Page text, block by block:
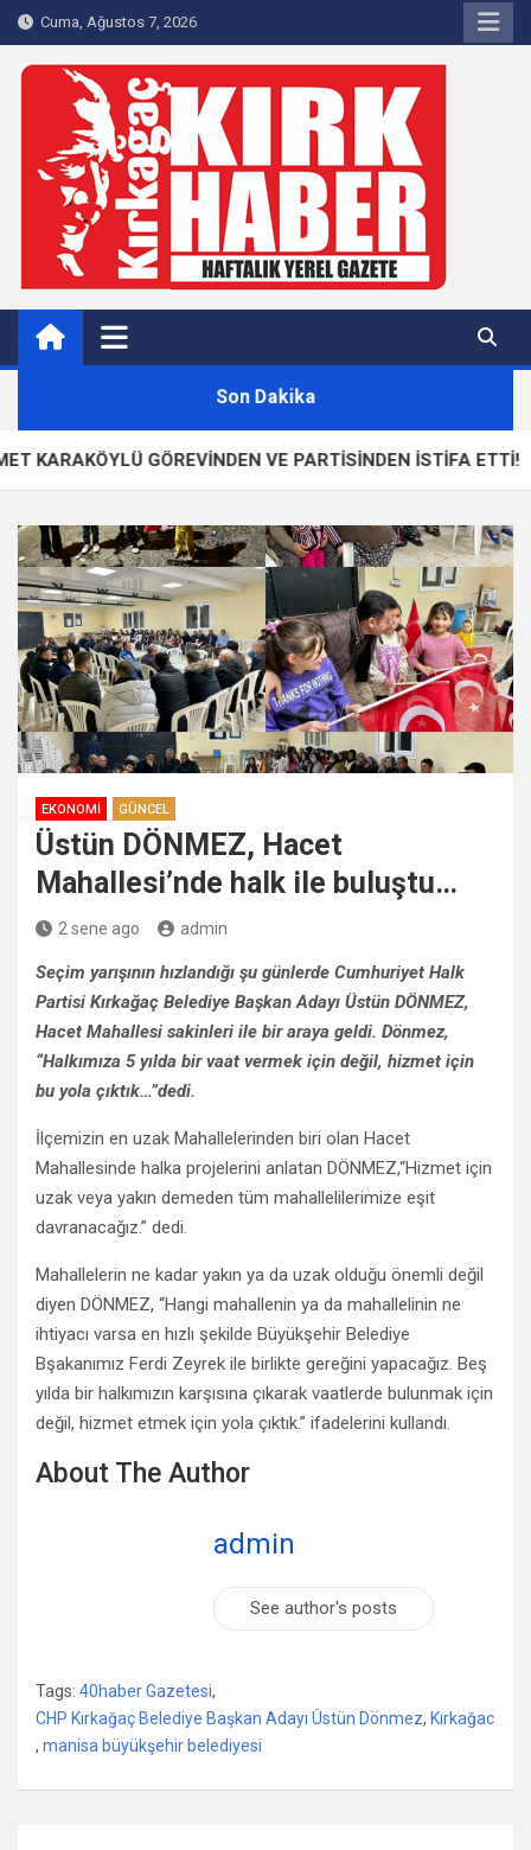
Skip
to
content
Cuma, Ağustos 7, 2026
Kırkağaç 40Haber
Kırkağaç'ın Yerel Haber Sitesi
Son Dakika
GÖREVİNDEN VE PARTİSİNDEN İSTİFA ETTİ!
EKONOMI GÜNCEL
Üstün DÖNMEZ, Hacet
Mahallesi’nde halk ile buluştu…
2 sene ago admin
Seçim yarışının hızlandığı şu günlerde Cumhuriyet Halk
Partisi Kırkağaç Belediye Başkan Adayı Üstün DÖNMEZ,
Hacet Mahallesi sakinleri ile bir araya geldi. Dönmez,
“Halkımıza 5 yılda bir vaat vermek için değil, hizmet için
bu yola çıktık…”dedi.
İlçemizin en uzak Mahallelerinden biri olan Hacet
Mahallesinde halka projelerini anlatan DÖNMEZ,“Hizmet için
uzak veya yakın demeden tüm mahallelilerimize eşit
davranacağız.” dedi.
Mahallelerin ne kadar yakın ya da uzak olduğu önemli değil
diyen DÖNMEZ, “Hangi mahallenin ya da mahallelinin ne
ihtiyacı varsa en hızlı şekilde Büyükşehir Belediye
Bşakanımız Ferdi Zeyrek ile birlikte gereğini yapacağız. Beş
yılda bir halkımızın karşısına çıkarak vaatlerde bulunmak için
değil, hizmet etmek için yola çıktık.” ifadelerini kullandı.
About The Author
admin
See author's posts
Tags: 40haber Gazetesi,
CHP Kırkağaç Belediye Başkan Adayı Üstün Dönmez, Kırkağac
, manisa büyükşehir belediyesi